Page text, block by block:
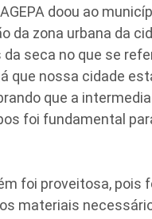
doou ao
da zona urbana da
seca no que se
que nossa cidade
que a
foi fundamental
foi proveitosa, pois
materiais